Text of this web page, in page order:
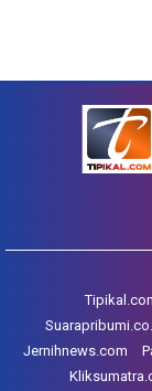
Jernihnews.com